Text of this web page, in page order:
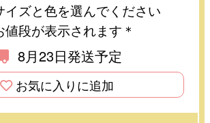
イズと色を選んでください
値段が表示されます＊
8月23日発送予定
お気に入りに追加